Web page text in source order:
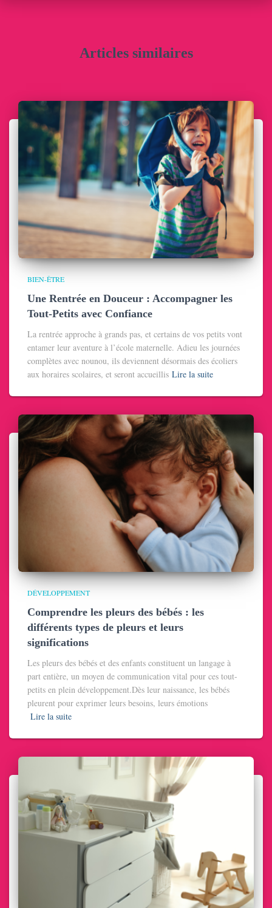
Articles similaires
BIEN-ÊTRE
Une Rentrée en Douceur : Accompagner les
Tout-Petits avec Confiance
La rentrée approche à grands pas, et certains de vos petits vont
entamer leur aventure à l’école maternelle. Adieu les journées
complètes avec nounou, ils deviennent désormais des écoliers
aux horaires scolaires, et seront accueillis Lire la suite
DÉVELOPPEMENT
Comprendre les pleurs des bébés : les
différents types de pleurs et leurs
significations
Les pleurs des bébés et des enfants constituent un langage à
part entière, un moyen de communication vital pour ces tout-
petits en plein développement.Dès leur naissance, les bébés
pleurent pour exprimer leurs besoins, leurs émotions
Lire la suite